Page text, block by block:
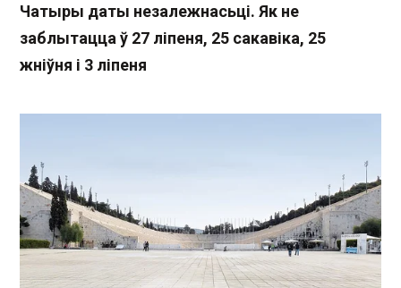
Чатыры даты незалежнасьці. Як не
заблытацца ў 27 ліпеня, 25 сакавіка, 25
жніўня і 3 ліпеня